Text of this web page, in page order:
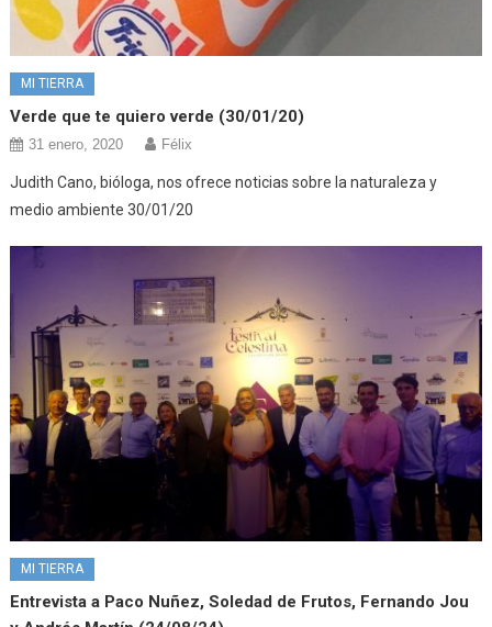
MI TIERRA
Verde que te quiero verde (30/01/20)
31 enero, 2020 Félix
Judith Cano, bióloga, nos ofrece noticias sobre la naturaleza y
medio ambiente 30/01/20
MI TIERRA
Entrevista a Paco Nuñez, Soledad de Frutos, Fernando Jou